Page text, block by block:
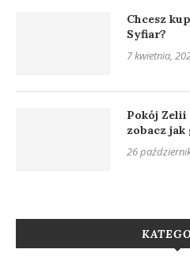
Chcesz
Syfiar?
7 kwietnia,
Pokój
zobacz jak
26